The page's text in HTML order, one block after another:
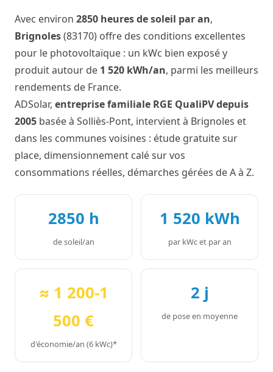
Avec environ 2850 heures de soleil par an,
Brignoles(83170) offre des conditions excellentes
pour le photovoltaïque : un kWc bien exposé y
produit autour de 1 520 kWh/an, parmi les meilleurs
rendements de France.
ADSolar, entreprise familiale RGE QualiPV depuis
2005 basée à Solliès-Pont, intervient à Brignoles et
dans les communes voisines : étude gratuite sur
place, dimensionnement calé sur vos
consommations réelles, démarches gérées de A à Z.
2850 h
de soleil/an
1 520 kWh
par kWc et par an
≈ 1 200-1
500 €
d'économie/an (6 kWc)*
2 j
de pose en moyenne